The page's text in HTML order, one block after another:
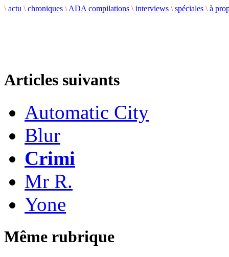
\ actu \ chroniques \ ADA compilations \ interviews \ spéciales \ à
Articles suivants
Automatic City
Blur
Crimi
Mr R.
Yone
Même rubrique